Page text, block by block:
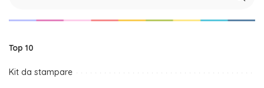
Top 10
Kit da stampare